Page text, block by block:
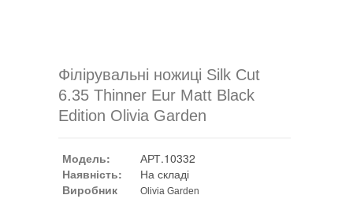
Філірувальні ножиці Silk Cut
6.35 Thinner Eur Matt Black
Edition Olivia Garden
Модель:
АРТ.10332
Наявність:
На складі
Виробник
Olivia Garden